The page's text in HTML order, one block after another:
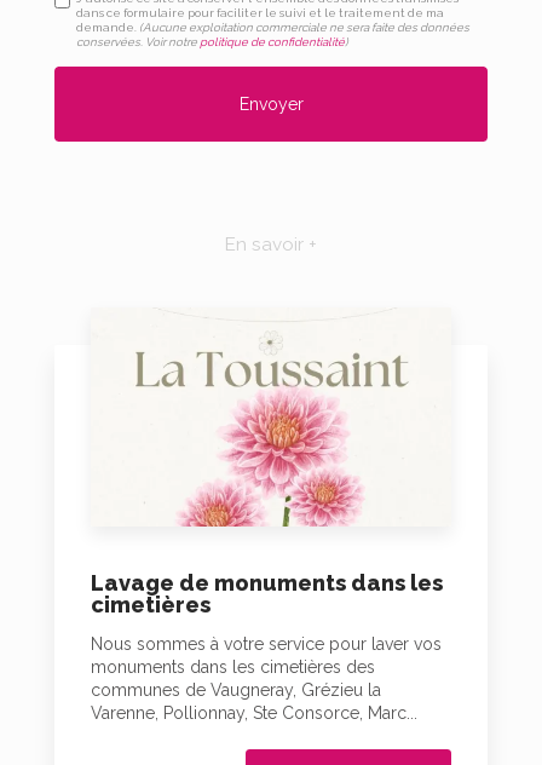
dans ce formulaire pour faciliter le suivi et le traitement de ma
demande. (Aucune exploitation commerciale ne sera faite des données
conservées. Voir notre politique de confidentialité)
En savoir +
Lavage de monuments dans les
cimetières
Nous sommes à votre service pour laver vos
monuments dans les cimetières des
communes de Vaugneray, Grézieu la
Varenne, Pollionnay, Ste Consorce, Marc...